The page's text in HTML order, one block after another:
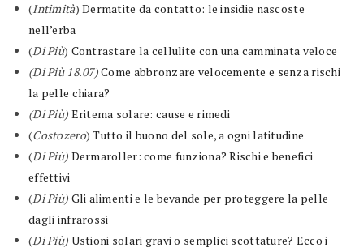
(Intimità)Dermatite da contatto: le insidie nascoste
nell’erba
(Di Più) Contrastare la cellulite con una camminata veloce
(Di Più 18.07)Come abbronzare velocemente e senza rischi
la pelle chiara?
(Di Più) Eritema solare: cause e rimedi
(Costozero)Tutto il buono del sole, a ogni latitudine
(Di Più) Dermaroller: come funziona? Rischi e benefici
effettivi
(Di Più) Gli alimenti e le bevande per proteggere la pelle
dagli infrarossi
(Di Più) Ustioni solari gravi o semplici scottature? Ecco i